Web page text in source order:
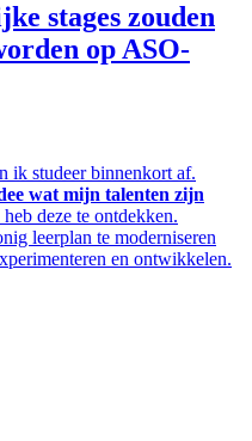
stages zouden
op ASO-
ik studeer binnenkort af.
wat mijn talenten zijn
deze te ontdekken.
leerplan te moderniseren
en ontwikkelen.